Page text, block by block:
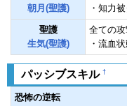
朝月(聖護)
・知力
聖護
生気(聖護)
全ての
・流血
パッシブスキル †
恐怖の逆転